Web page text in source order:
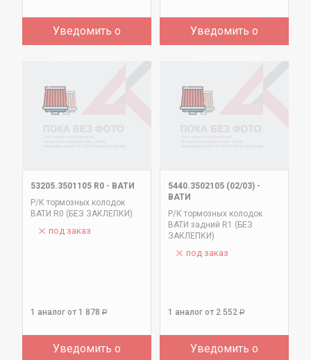
Уведомить о Уведомить о
53205.3501105 R0 - ВАТИ
Р/К тормозных колодок
ВАТИ R0 (БЕЗ ЗАКЛЕПКИ)
под заказ
1 аналог от 1 878 Р
Уведомить о
5440.3502105 (02/03) -
ВАТИ
Р/К тормозных колодок
ВАТИ задний R1 (БЕЗ
ЗАКЛЕПКИ)
под заказ
1 аналог от 2 552 Р
Уведомить о